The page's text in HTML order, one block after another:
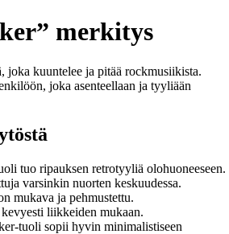
merkitys
joka kuuntelee ja pitää rockmusiikista.
joka asenteellaan ja tyyliään
tuo ripauksen retrotyyliä olohuoneeseen.
varsinkin nuorten keskuudessa.
mukava ja pehmustettu.
liikkeiden mukaan.
tuoli sopii hyvin minimalistiseen